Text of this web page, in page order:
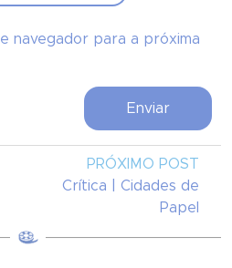
navegador para a próxima
PRÓXIMO POST
Crítica | Cidades de
Papel